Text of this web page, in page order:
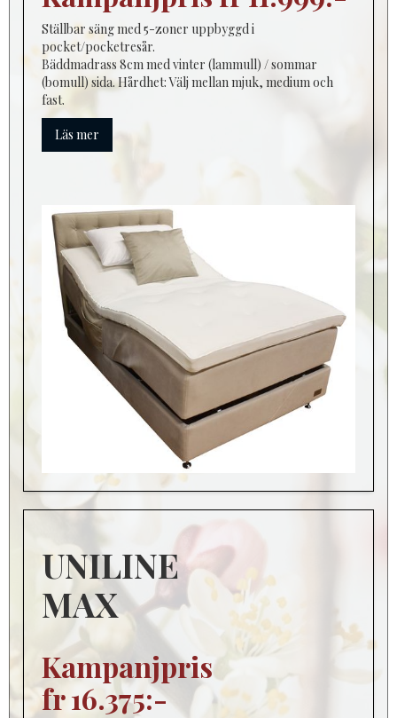
Ställbar säng med 5-zoner uppbyggd i
pocket/pocketresår.
Bäddmadrass 8cm med vinter (lammull) / sommar
(bomull) sida. Hårdhet: Välj mellan mjuk, medium och
fast.
Läs mer
UNILINE
MAX
Kampanjpris
fr 16.375:-